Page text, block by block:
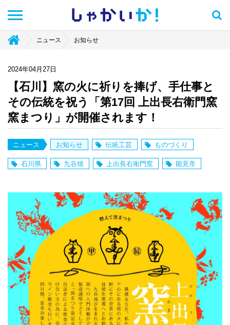
しゃかい か！
ニュース お知らせ
2024年04月27日
【石川】窯の火に祈りを捧げ、手仕事と
その伝統を祝う「第17回 上出長右衛門窯
窯まつり」が開催されます！
ニュース お知らせ 伝統工芸 ものづくり
石川県 九谷焼 上出長右衛門窯 能見市